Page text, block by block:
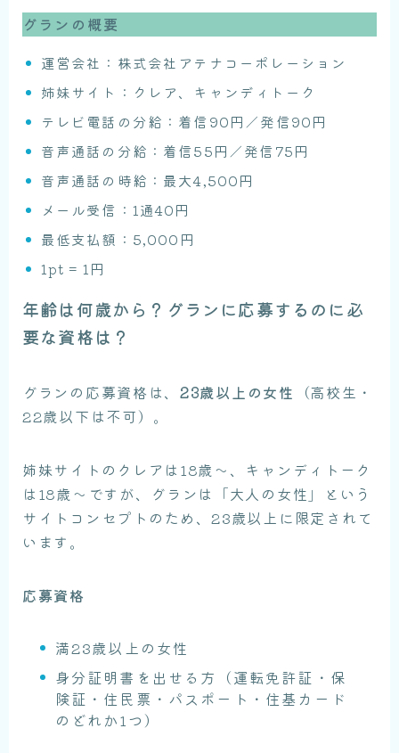
グランの概要
運営会社：株式会社アテナコーポレーション
姉妹サイト：クレア、キャンディトーク
テレビ電話の分給：着信90円／発信90円
音声通話の分給：着信55円／発信75円
音声通話の時給：最大4,500円
メール受信：1通40円
最低支払額：5,000円
1pt = 1円
年齢は何歳から？グランに応募するのに必
要な資格は？
グランの応募資格は、 23歳以上の女性
（高校生・
22歳以下は不可）。
姉妹サイトのクレアは18歳〜、キャンディトーク
は18歳〜ですが、グランは「大人の女性」という
サイトコンセプトのため、23歳以上に限定されて
います。
応募資格
満23歳以上の女性
身分証明書を出せる方（運転免許証・保
険証・住民票・パスポート・住基カード
のどれか1つ）